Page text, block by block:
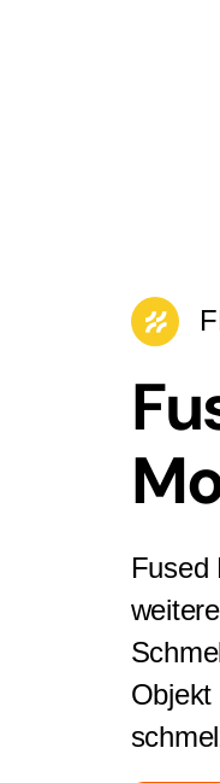
Fused
Objekt